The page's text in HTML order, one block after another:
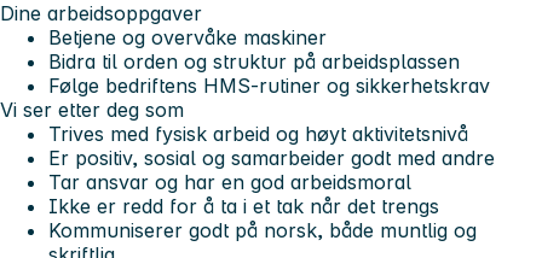
Dine arbeidsoppgaver
Betjene og overvåke maskiner
Bidra til orden og struktur på arbeidsplassen
Følge bedriftens HMS-rutiner og sikkerhetskrav
Vi ser etter deg som
Trives med fysisk arbeid og høyt aktivitetsnivå
Er positiv, sosial og samarbeider godt med andre
Tar ansvar og har en god arbeidsmoral
Ikke er redd for å ta i et tak når det trengs
Kommuniserer godt på norsk, både muntlig og